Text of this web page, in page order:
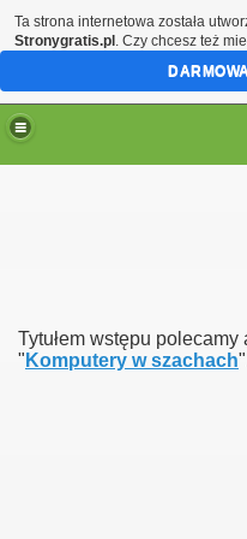
Tytułem wstępu
" Komputery w szachach
Ta strona internetowa została
Stronygratis.pl . Czy chcesz też